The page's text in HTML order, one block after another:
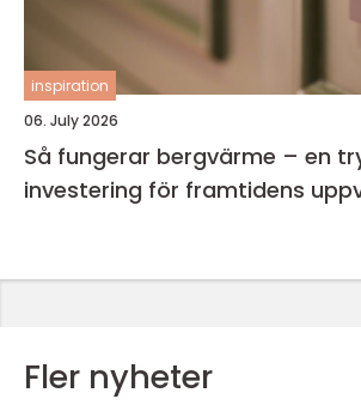
inspiration
06. July 2026
Så fungerar bergvärme – en
investering för framtidens
Fler nyheter